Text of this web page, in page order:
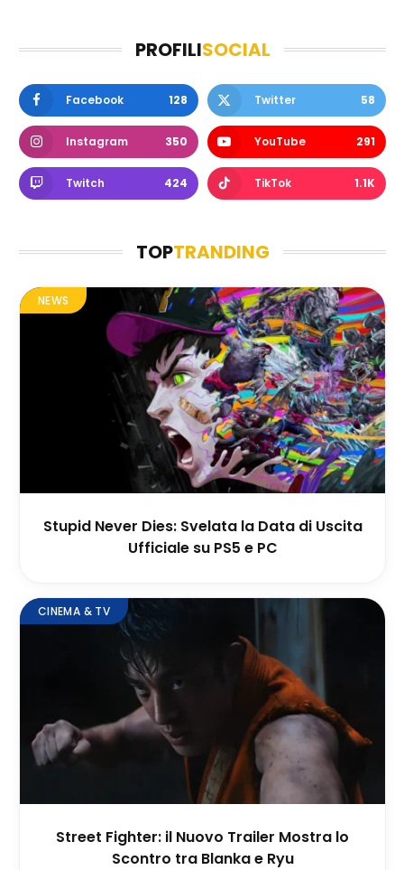
PROFILISOCIAL
Facebook 128 Twitter 58
Instagram 350 YouTube 291
Twitch 424 TikTok 1.1K
TOPTRANDING
NEWS
Stupid Never Dies: Svelata la Data di Uscita
Ufficiale su PS5 e PC
CINEMA & TV
Street Fighter: il Nuovo Trailer Mostra lo
Scontro tra Blanka e Ryu